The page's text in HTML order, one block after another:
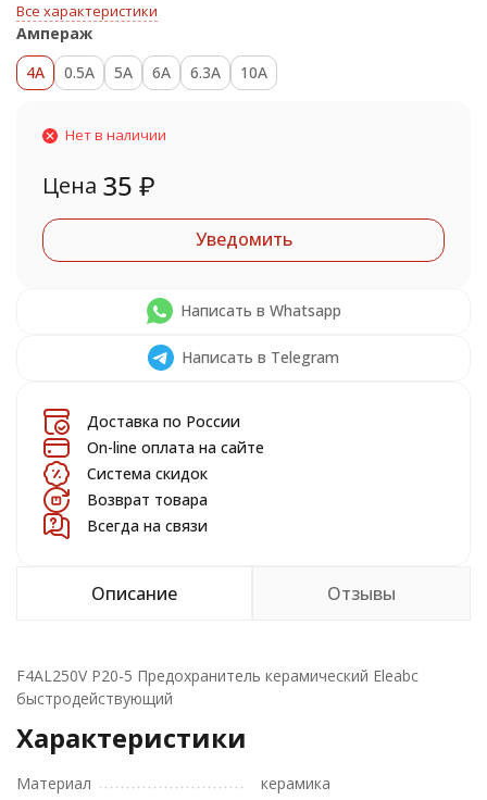
Все характеристики
Ампераж
4A
0.5A 5A 6A 6.3A 10A
Нет в наличии
Цена 35 ₽
Уведомить
Написать в Whatsapp
Написать в Telegram
Доставка по России
On-line оплата на сайте
Система скидок
Возврат товара
Всегда на связи
Описание Отзывы
F4AL250V Р20-5 Предохранитель керамический Eleabc
быстродействующий
Характеристики
Материал
керамика